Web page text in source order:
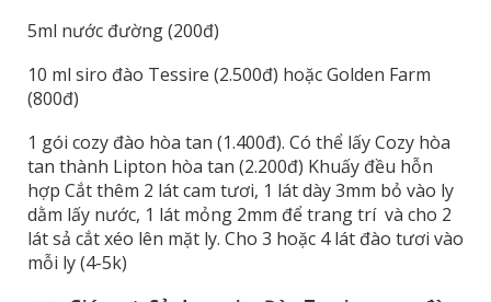
5ml nước đường (200đ)
10 ml siro đào Tessire (2.500đ) hoặc Golden Farm
(800đ)
1 gói cozy đào hòa tan (1.400đ). Có thể lấy Cozy hòa
tan thành Lipton hòa tan (2.200đ) Khuấy đều hỗn
hợp Cắt thêm 2 lát cam tươi, 1 lát dày 3mm bỏ vào ly
dằm lấy nước, 1 lát mỏng 2mm để trang trí và cho 2
lát sả cắt xéo lên mặt ly. Cho 3 hoặc 4 lát đào tươi vào
mỗi ly (4-5k)